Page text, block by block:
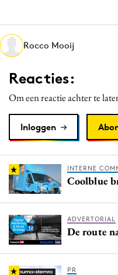
Interne communicatie
Martech
Merkstrategie
PR
Programmatic
Purpose Marketing
Rocco Mooij
Reacties:
Om een reactie achter te
Inloggen
INTERNE
Coolblue
ADVERTORIAL
De route
PR